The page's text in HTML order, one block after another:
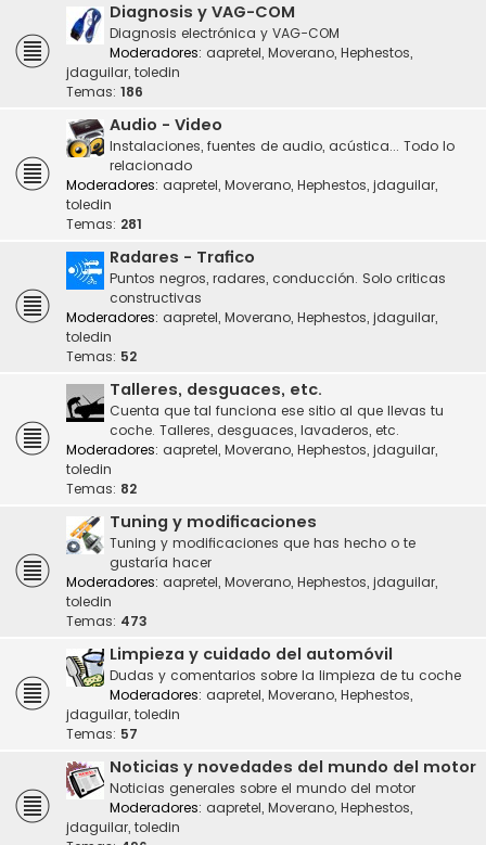
Diagnosis y VAG-COM
Diagnosis electrónica y VAG-COM
Moderadores: aapretel, Moverano, Hephestos,
jdaguilar, toledin
Temas: 186
Audio - Video
Instalaciones, fuentes de audio, acústica... Todo lo
relacionado
Moderadores: aapretel, Moverano, Hephestos, jdaguilar,
toledin
Temas: 281
Radares - Trafico
Puntos negros, radares, conducción. Solo criticas
constructivas
Moderadores: aapretel, Moverano, Hephestos, jdaguilar,
toledin
Temas: 52
Talleres, desguaces, etc.
Cuenta que tal funciona ese sitio al que llevas tu
coche. Talleres, desguaces, lavaderos, etc.
Moderadores: aapretel, Moverano, Hephestos, jdaguilar,
toledin
Temas: 82
Tuning y modificaciones
Tuning y modificaciones que has hecho o te
gustaría hacer
Moderadores: aapretel, Moverano, Hephestos, jdaguilar,
toledin
Temas: 473
Limpieza y cuidado del automóvil
Dudas y comentarios sobre la limpieza de tu coche
Moderadores: aapretel, Moverano, Hephestos,
jdaguilar, toledin
Temas: 57
Noticias y novedades del mundo del motor
Noticias generales sobre el mundo del motor
Moderadores: aapretel, Moverano, Hephestos,
jdaguilar, toledin